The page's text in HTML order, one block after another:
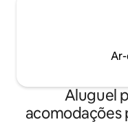
você se sentir em casa
Aluguel
acomodações